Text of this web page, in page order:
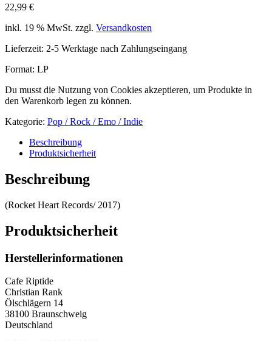
22,99 €
inkl. 19 % MwSt. zzgl. Versandkosten
Lieferzeit: 2-5 Werktage nach Zahlungseingang
Format: LP
Du musst die Nutzung von Cookies akzeptieren, um Produkte in
den Warenkorb legen zu können.
Kategorie: Pop / Rock / Emo / Indie
Beschreibung
Produktsicherheit
Beschreibung
(Rocket Heart Records/ 2017)
Produktsicherheit
Herstellerinformationen
Cafe Riptide
Christian Rank
Ölschlägern 14
38100 Braunschweig
Deutschland